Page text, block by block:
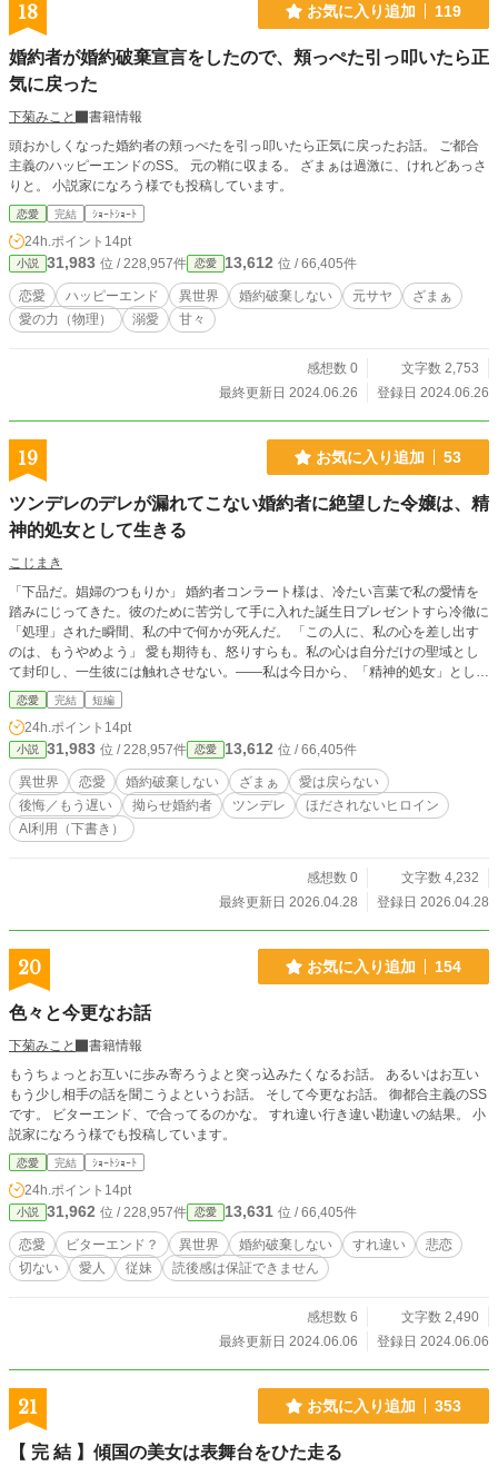
18 お気に入り追加 119
婚約者が婚約破棄宣言をしたので、頬っぺた引っ叩いたら正
気に戻った
下菊みこと
書籍情報
頭おかしくなった婚約者の頬っぺたを引っ叩いたら正気に戻ったお話。 ご都合
主義のハッピーエンドのSS。 元の鞘に収まる。 ざまぁは過激に、けれどあっさ
りと。 小説家になろう様でも投稿しています。
恋愛 完結 ｼｮｰﾄｼｮｰﾄ
24h.ポイント 14pt
小説 31,983 位 / 228,957件 恋愛 13,612 位 / 66,405件
恋愛 ハッピーエンド 異世界 婚約破棄しない 元サヤ
ざまぁ
愛の力（物理）
溺愛 甘々
感想数 0
文字数 2,753
最終更新日 2024.06.26
登録日 2024.06.26
19 お気に入り追加 53
ツンデレのデレが漏れてこない婚約者に絶望した令嬢は、精
神的処女として生きる
こじまき
「下品だ。娼婦のつもりか」 婚約者コンラート様は、冷たい言葉で私の愛情を
踏みにじってきた。彼のために苦労して手に入れた誕生日プレゼントすら冷徹に
「処理」された瞬間、私の中で何かが死んだ。 「この人に、私の心を差し出す
のは、もうやめよう」 愛も期待も、怒りすらも。私の心は自分だけの聖域とし
て封印し、一生彼には触れさせない。――私は今日から、「精神的処女」として
生きる。 彼が後悔して「すべては愛情の裏返しだった」と縋っても、もう遅
い。一度あなたに殺された愛は、二度と蘇らないのだから。 ※アルファポリス
にも投稿しています
恋愛 完結 短編
24h.ポイント 14pt
小説 31,983 位 / 228,957件 恋愛 13,612 位 / 66,405件
異世界 恋愛 婚約破棄しない ざまぁ
愛は戻らない
後悔／もう遅い
拗らせ婚約者 ツンデレ
ほだされないヒロイン
AI利用（下書き）
感想数 0
文字数 4,232
最終更新日 2026.04.28
登録日 2026.04.28
20 お気に入り追加 154
色々と今更なお話
下菊みこと
書籍情報
もうちょっとお互いに歩み寄ろうよと突っ込みたくなるお話。 あるいはお互い
もう少し相手の話を聞こうよというお話。 そして今更なお話。 御都合主義のSS
です。 ビターエンド、で合ってるのかな。 すれ違い行き違い勘違いの結果。 小
説家になろう様でも投稿しています。
恋愛 完結 ｼｮｰﾄｼｮｰﾄ
24h.ポイント 14pt
小説 31,962 位 / 228,957件 恋愛 13,631 位 / 66,405件
恋愛 ビターエンド？ 異世界 婚約破棄しない すれ違い
悲恋
切ない
愛人 従妹 読後感は保証できません
感想数 6
文字数 2,490
最終更新日 2024.06.06
登録日 2024.06.06
21 お気に入り追加 353
【 完 結 】傾国の美女は表舞台をひた走る